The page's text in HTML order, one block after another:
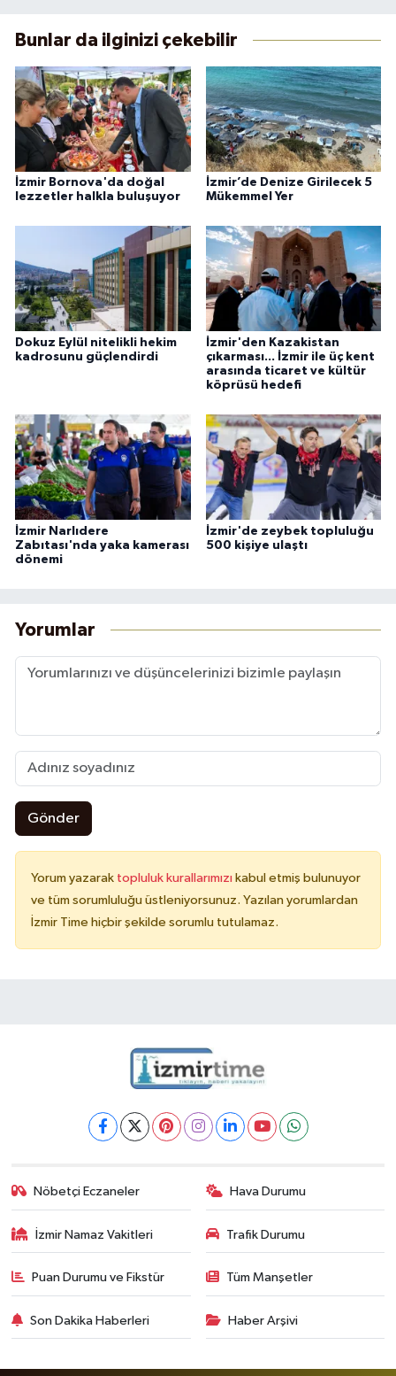
Bunlar da ilginizi çekebilir
İzmir Bornova'da doğal
lezzetler halkla buluşuyor
İzmir’de Denize Girilecek 5
Mükemmel Yer
Dokuz Eylül nitelikli hekim
kadrosunu güçlendirdi
İzmir'den Kazakistan
çıkarması... İzmir ile üç kent
arasında ticaret ve kültür
köprüsü hedefi
İzmir Narlıdere
Zabıtası'nda yaka kamerası
dönemi
İzmir'de zeybek topluluğu
500 kişiye ulaştı
Yorumlar
Gönder
Yorum yazarak topluluk kurallarımızı kabul etmiş bulunuyor
ve tüm sorumluluğu üstleniyorsunuz. Yazılan yorumlardan
İzmir Time hiçbir şekilde sorumlu tutulamaz.
Nöbetçi Eczaneler Hava Durumu
İzmir Namaz Vakitleri Trafik Durumu
Puan Durumu ve Fikstür Tüm Manşetler
Son Dakika Haberleri Haber Arşivi